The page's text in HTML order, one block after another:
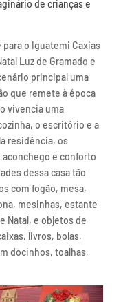
de crianças e
o Iguatemi Caxias
Luz de Gramado e
principal uma
que remete à época
vivencia uma
o escritório e a
residência, os
e conforto
dessa casa tão
com fogão, mesa,
mesinhas, estante
Natal, e objetos de
livros, bolas,
docinhos, toalhas,